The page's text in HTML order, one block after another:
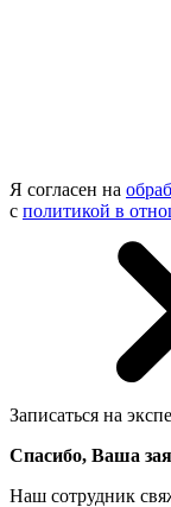
Я согласен на
с политикой в
Записаться на
Спасибо, Ваша
Наш сотрудник